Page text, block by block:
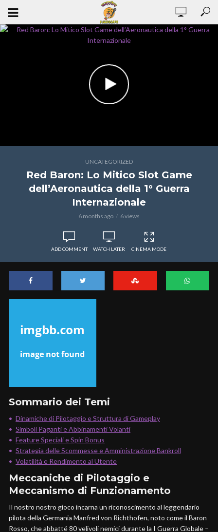
UNCATEGORIZED
Red Baron: Lo Mitico Slot Game
dell’Aeronautica della 1° Guerra
Internazionale
6 months ago 6 views
ADD COMMENT WATCH LATER CINEMA MODE
Sommario dei Temi
Dinamiche di Pilotaggio e Struttura di Gameplay
Simboli Paganti e Abbinamenti Volanti
Feature Speciali e Spin Bonus
Strategia delle Scommesse e Amministrazione Bankroll
Volatilità e Rendimento al Utente
Meccaniche di Pilotaggio e
Meccanismo di Funzionamento
Il nostro nostro gioco incarna un riconoscimento al leggendario
pilota della Germania Manfred von Richthofen, noto come il Baron
Rosso, che abbatté 80 velivoli nemici durante la I Guerra Globale –